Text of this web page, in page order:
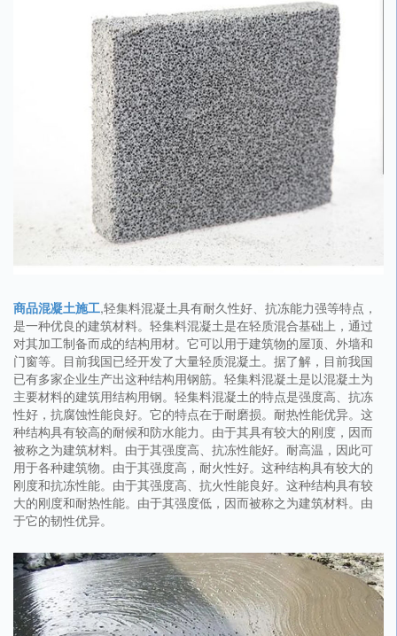
商品混凝土施工,轻集料混凝土具有耐久性好、抗冻能力强等特点，
是一种优良的建筑材料。轻集料混凝土是在轻质混合基础上，通过
对其加工制备而成的结构用材。它可以用于建筑物的屋顶、外墙和
门窗等。目前我国已经开发了大量轻质混凝土。据了解，目前我国
已有多家企业生产出这种结构用钢筋。轻集料混凝土是以混凝土为
主要材料的建筑用结构用钢。轻集料混凝土的特点是强度高、抗冻
性好，抗腐蚀性能良好。它的特点在于耐磨损。耐热性能优异。这
种结构具有较高的耐候和防水能力。由于其具有较大的刚度，因而
被称之为建筑材料。由于其强度高、抗冻性能好。耐高温，因此可
用于各种建筑物。由于其强度高，耐火性好。这种结构具有较大的
刚度和抗冻性能。由于其强度高、抗火性能良好。这种结构具有较
大的刚度和耐热性能。由于其强度低，因而被称之为建筑材料。由
于它的韧性优异。